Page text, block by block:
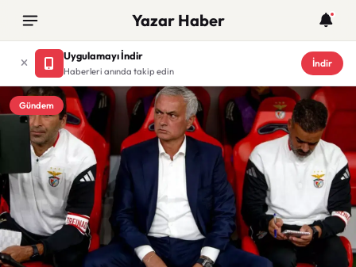
Yazar Haber
Uygulamayı İndir
Haberleri anında takip edin
İndir
Gündem